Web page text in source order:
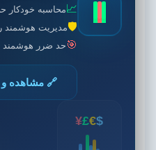
📈محاسبه خودکار
🛡️ مدیریت هوشمند
🎯حد ضرر هوشمند
🔗 مشاهده و
$
€
£
¥